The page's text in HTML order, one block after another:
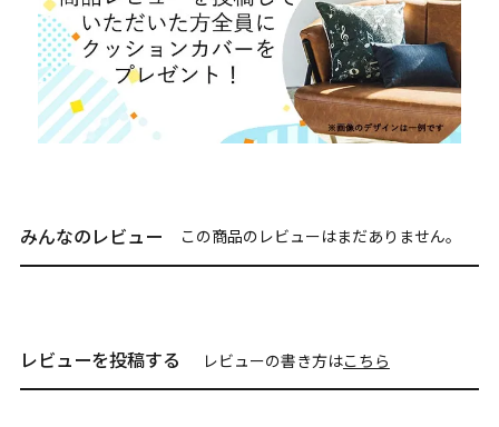
みんなのレビュー この商品のレビューはまだありません。
レビューを投稿する レビューの書き方はこちら